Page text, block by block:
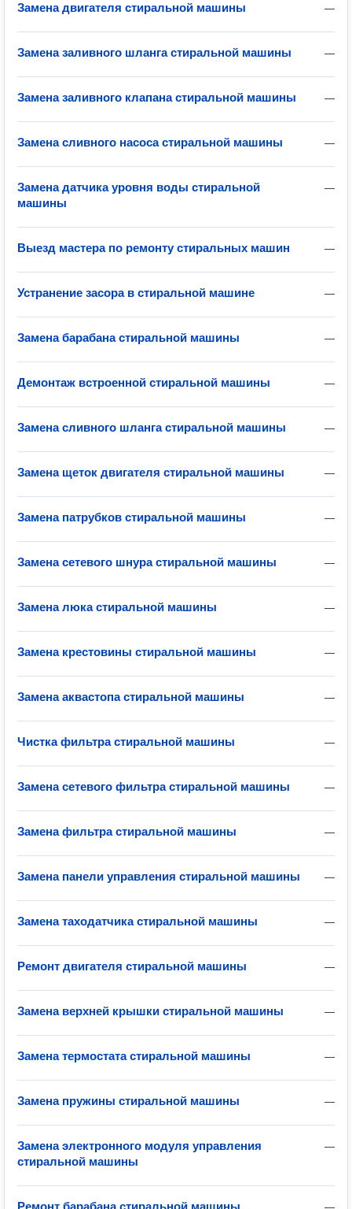
—
Замена двигателя стиральной машины
—
Замена заливного шланга стиральной машины
—
Замена заливного клапана стиральной машины
—
Замена сливного насоса стиральной машины
—
Замена датчика уровня воды стиральной
машины
—
Выезд мастера по ремонту стиральных машин
—
Устранение засора в стиральной машине
—
Замена барабана стиральной машины
—
Демонтаж встроенной стиральной машины
—
Замена сливного шланга стиральной машины
—
Замена щеток двигателя стиральной машины
—
Замена патрубков стиральной машины
—
Замена сетевого шнура стиральной машины
—
Замена люка стиральной машины
—
Замена крестовины стиральной машины
—
Замена аквастопа стиральной машины
—
Чистка фильтра стиральной машины
—
Замена сетевого фильтра стиральной машины
—
Замена фильтра стиральной машины
—
Замена панели управления стиральной машины
—
Замена таходатчика стиральной машины
—
Ремонт двигателя стиральной машины
—
Замена верхней крышки стиральной машины
—
Замена термостата стиральной машины
—
Замена пружины стиральной машины
—
Замена электронного модуля управления
стиральной машины
Ремонт барабана стиральной машины